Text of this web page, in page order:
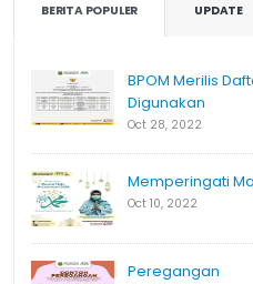
BERITA POPULER UPDATE
BPOM Merilis
Digunakan
Oct 28, 2022
Memperingati
Oct 10, 2022
Peregangan